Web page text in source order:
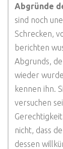
Abgründe
sind noch
Schrecken,
berichten
Abgrunds,
wieder
kennen ihn.
versuchen
nicht, dass
dessen